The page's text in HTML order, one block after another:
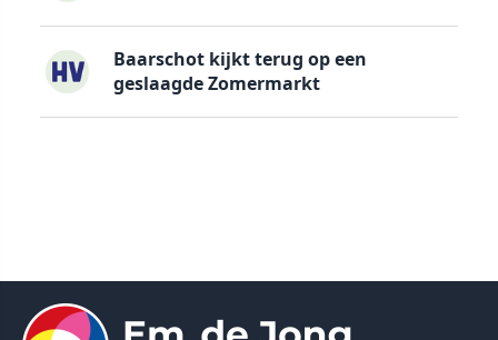
Baarschot kijkt terug op een
geslaagde Zomermarkt